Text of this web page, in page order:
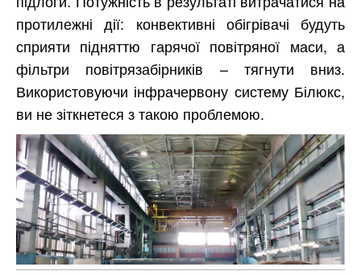
протилежні дії: конвективні обігрівачі будуть
сприяти підняттю гарячої повітряної маси, а
фільтри повітрязабірників – тягнути вниз.
Використовуючи інфрачервону систему Білюкс,
ви не зіткнетеся з такою проблемою.